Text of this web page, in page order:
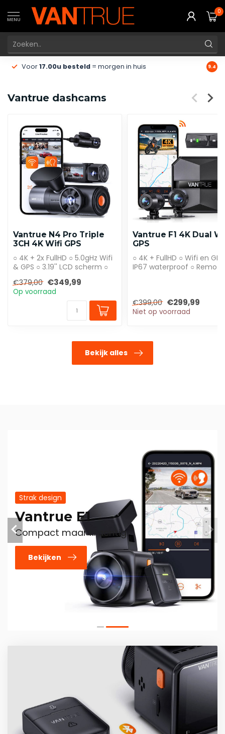
MENU
0
Gratisverzending vanaf €50 9.4
Vantrue dashcams
Vantrue N4 Pro Triple
3CH 4K Wifi GPS
○ 4K + 2x FullHD ○ 5.0gHz Wifi
& GPS ○ 3.19'' LCD scherm ○
€379,00 €349,99
Op voorraad
Vantrue F1 4K Dual
GPS
○ 4K + FullHD ○ Wifi en
IP67 waterproof ○ Remote
€399,00 €299,99
Niet op voorraad
Bekijk alles
Strak design
Vantrue E1
Compact maar krachtig.
Bekijken